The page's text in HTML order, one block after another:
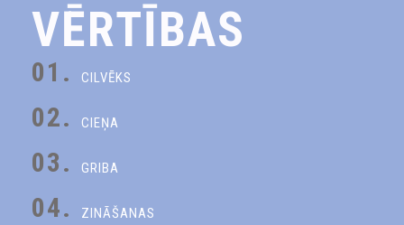
VĒRTĪBAS
01. CILVĒKS
02. CIEŅA
03. GRIBA
04. ZINĀŠANAS